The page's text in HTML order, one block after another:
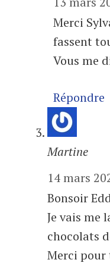
Merci
fassent
Vous me
Répondre
Martine
14 mars
Bonsoir
Je vais me
chocolats
Merci pour